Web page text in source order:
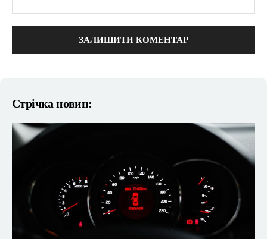
Стрічка новин: